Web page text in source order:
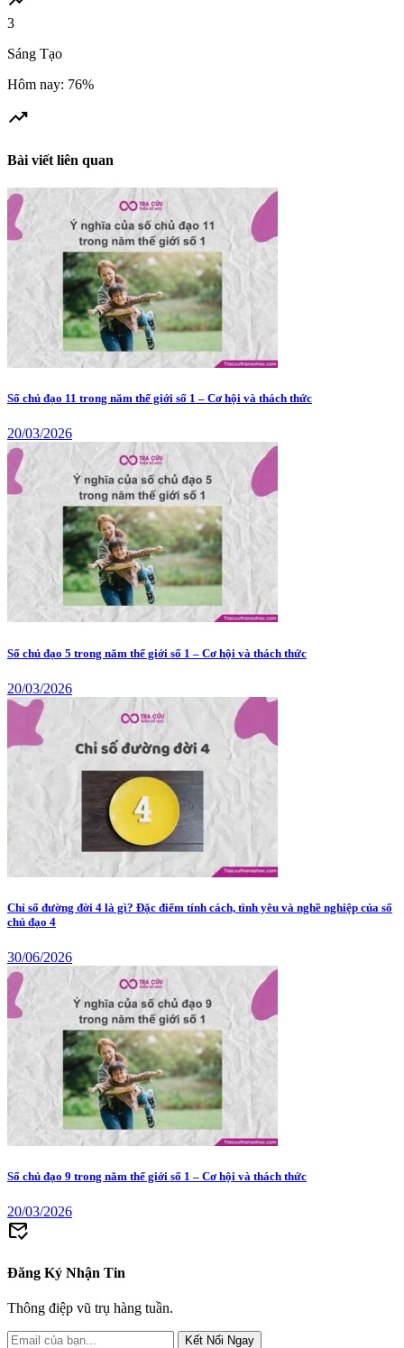
3
Sáng Tạo
Hôm nay: 76%
trending_up
Bài viết liên quan
Số chủ đạo 11 trong năm thế giới số 1 – Cơ hội và thách thức
20/03/2026
Số chủ đạo 5 trong năm thế giới số 1 – Cơ hội và thách thức
20/03/2026
Chỉ số đường đời 4 là gì? Đặc điểm tính cách, tình yêu và nghề nghiệp của số
chủ đạo 4
30/06/2026
Số chủ đạo 9 trong năm thế giới số 1 – Cơ hội và thách thức
20/03/2026
mark_email_read
Đăng Ký Nhận Tin
Thông điệp vũ trụ hàng tuần.
Kết Nối Ngay